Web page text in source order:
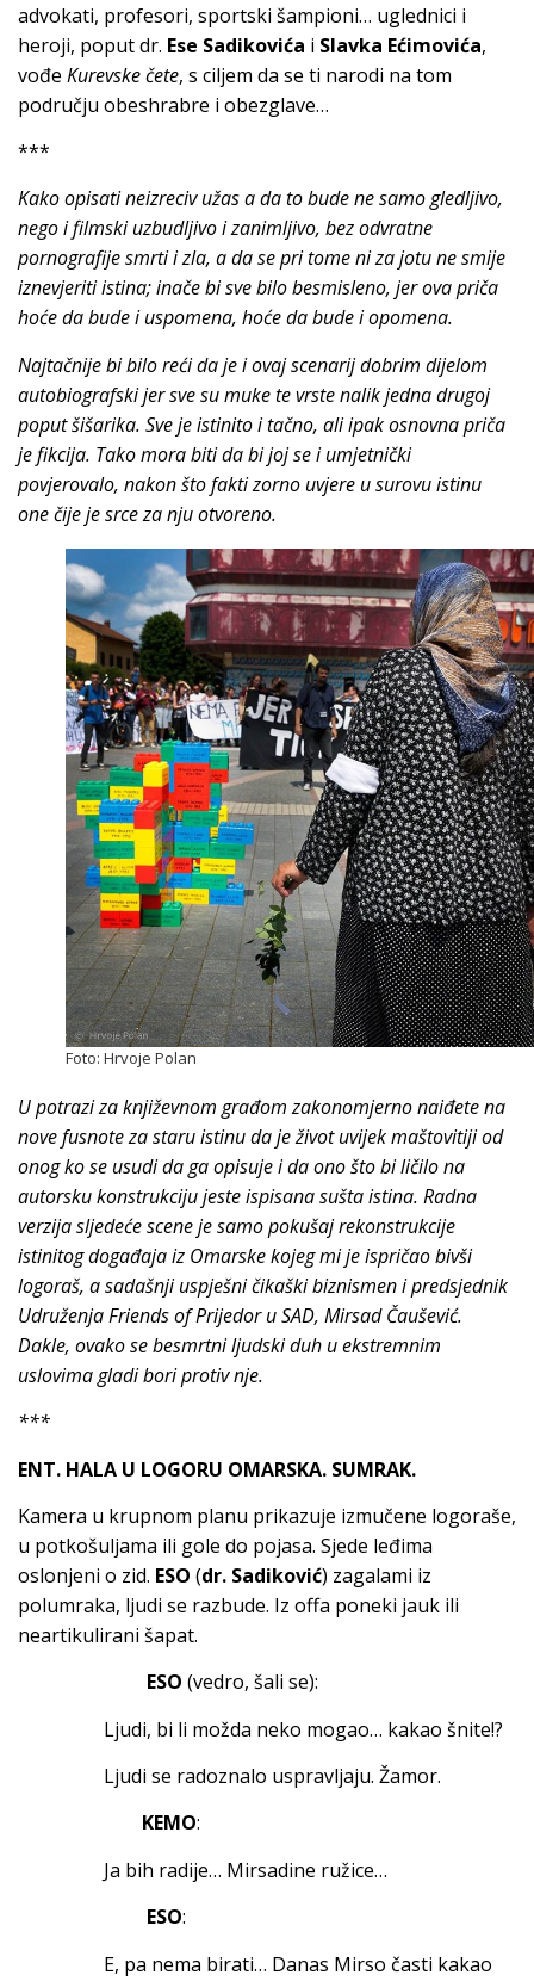
advokati, profesori, sportski šampioni… uglednici i
heroji, poput dr. Ese Sadikovića i Slavka Ećimovića,
vođe Kurevske čete, s ciljem da se ti narodi na tom
području obeshrabre i obezglave…
***
Kako opisati neizreciv užas a da to bude ne samo gledljivo,
nego i filmski uzbudljivo i zanimljivo, bez odvratne
pornografije smrti i zla, a da se pri tome ni za jotu ne smije
iznevjeriti istina; inače bi sve bilo besmisleno, jer ova priča
hoće da bude i uspomena, hoće da bude i opomena.
Najtačnije bi bilo reći da je i ovaj scenarij dobrim dijelom
autobiografski jer sve su muke te vrste nalik jedna drugoj
poput šišarika. Sve je istinito i tačno, ali ipak osnovna priča
je fikcija. Tako mora biti da bi joj se i umjetnički
povjerovalo, nakon što fakti zorno uvjere u surovu istinu
one čije je srce za nju otvoreno.
Foto: Hrvoje Polan
U potrazi za književnom građom zakonomjerno naiđete na
nove fusnote za staru istinu da je život uvijek maštovitiji od
onog ko se usudi da ga opisuje i da ono što bi ličilo na
autorsku konstrukciju jeste ispisana sušta istina. Radna
verzija sljedeće scene je samo pokušaj rekonstrukcije
istinitog događaja iz Omarske kojeg mi je ispričao bivši
logoraš, a sadašnji uspješni čikaški biznismen i predsjednik
Udruženja Friends of Prijedor u SAD, Mirsad Čaušević.
Dakle, ovako se besmrtni ljudski duh u ekstremnim
uslovima gladi bori protiv nje.
***
ENT. HALA U LOGORU OMARSKA. SUMRAK.
Kamera u krupnom planu prikazuje izmučene logoraše,
u potkošuljama ili gole do pojasa. Sjede leđima
oslonjeni o zid. ESO (dr. Sadiković) zagalami iz
polumraka, ljudi se razbude. Iz offa poneki jauk ili
neartikulirani šapat.
ESO (vedro, šali se):
Ljudi, bi li možda neko mogao… kakao šnite!?
Ljudi se radoznalo uspravljaju. Žamor.
KEMO:
Ja bih radije… Mirsadine ružice…
ESO:
E, pa nema birati… Danas Mirso časti kakao